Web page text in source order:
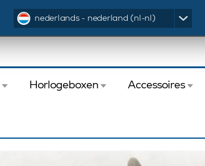
nederlands - nederland (nl-nl)
Horlogeboxen Accessoires